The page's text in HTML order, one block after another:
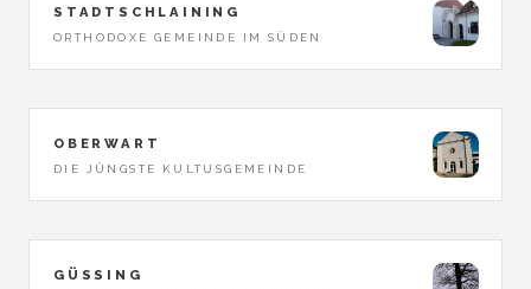
STADTSCHLAINING
ORTHODOXE GEMEINDE IM SÜDEN
OBERWART
DIE JÜNGSTE KULTUSGEMEINDE
GÜSSING